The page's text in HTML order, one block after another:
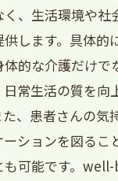
、生活環境や社
します。具体的
的な介護だけで
常生活の質を向
、患者さんの気
ションを図るこ
も可能です。